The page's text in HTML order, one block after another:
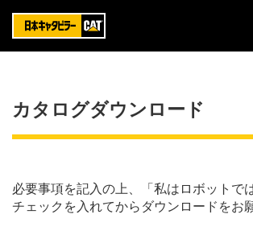
カタログダウンロード
必要事項を記入の上、「私はロボットで
チェックを入れてからダウンロードをお